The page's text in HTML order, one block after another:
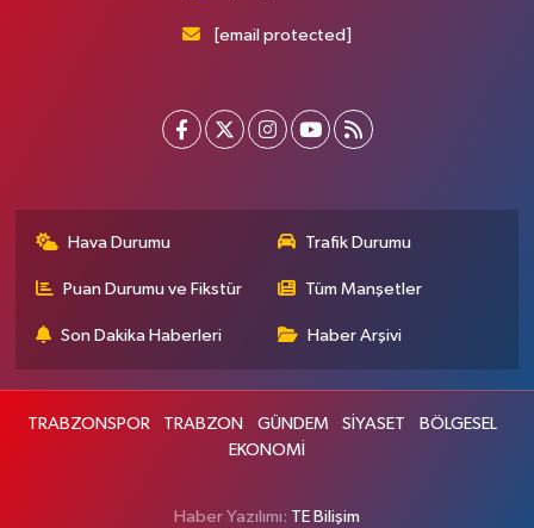
[email protected]
Hava Durumu Trafik Durumu
Puan Durumu ve Fikstür Tüm Manşetler
Son Dakika Haberleri Haber Arşivi
TRABZONSPOR TRABZON GÜNDEM SİYASET
BÖLGESEL
EKONOMİ
Haber Yazılımı: TE Bilişim